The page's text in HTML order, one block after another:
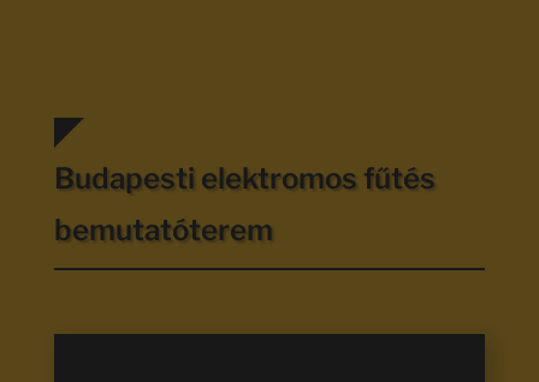
Budapesti elektromos fűtés
bemutatóterem